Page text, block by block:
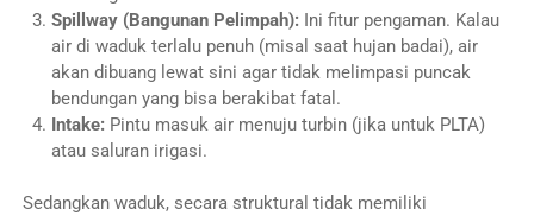
Spillway (Bangunan Pelimpah):Ini fitur pengaman. Kalau
air di waduk terlalu penuh (misal saat hujan badai), air
akan dibuang lewat sini agar tidak melimpasi puncak
bendungan yang bisa berakibat fatal.
Intake:Pintu masuk air menuju turbin (jika untuk PLTA)
atau saluran irigasi.
Sedangkan waduk, secara struktural tidak memiliki